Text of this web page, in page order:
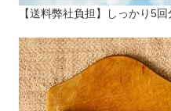
【送料弊社負担】しっかり5